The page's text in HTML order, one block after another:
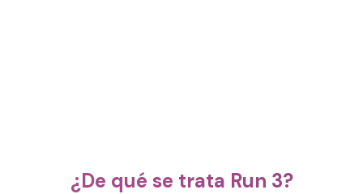
¿De qué se trata Run 3?